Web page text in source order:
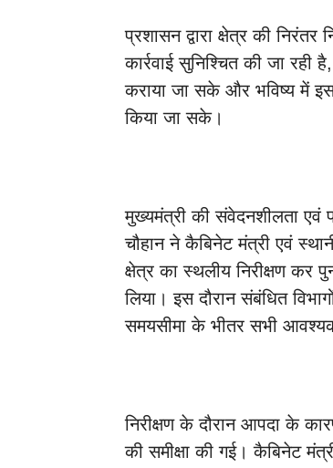
प्रशासन द्वारा क्षेत्र की
कार्रवाई सुनिश्चित की जा रही
कराया जा सके और भविष्य में
किया जा सके।
मुख्यमंत्री की संवेदनशीलता एवं
चौहान ने कैबिनेट मंत्री एवं
क्षेत्र का स्थलीय निरीक्षण कर
लिया। इस दौरान संबंधित
समयसीमा के भीतर सभी
निरीक्षण के दौरान आपदा के
की समीक्षा की गई। कैबिनेट